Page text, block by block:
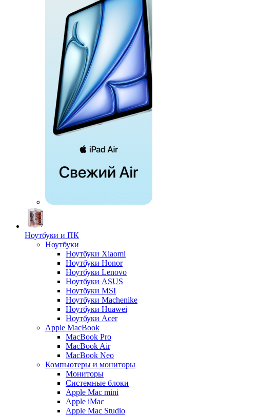
Ноутбуки и ПК
Ноутбуки
Ноутбуки Xiaomi
Ноутбуки Honor
Ноутбуки Lenovo
Ноутбуки ASUS
Ноутбуки MSI
Ноутбуки Machenike
Ноутбуки Huawei
Ноутбуки Acer
Apple MacBook
MacBook Pro
MacBook Air
MacBook Neo
Компьютеры и мониторы
Мониторы
Системные блоки
Apple Mac mini
Apple iMac
Apple Mac Studio